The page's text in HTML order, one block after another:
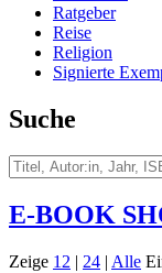
Ratgeber
Reise
Religion
Signierte
Suche
E-BOOK
Zeige 12 | 24 | Alle